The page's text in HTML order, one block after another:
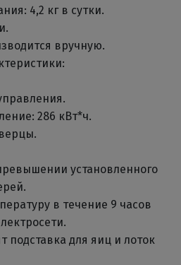
4,2 кг в сутки.
вручную.
286 кВт*ч.
установленного
в течение 9 часов
подставка для яиц и лоток